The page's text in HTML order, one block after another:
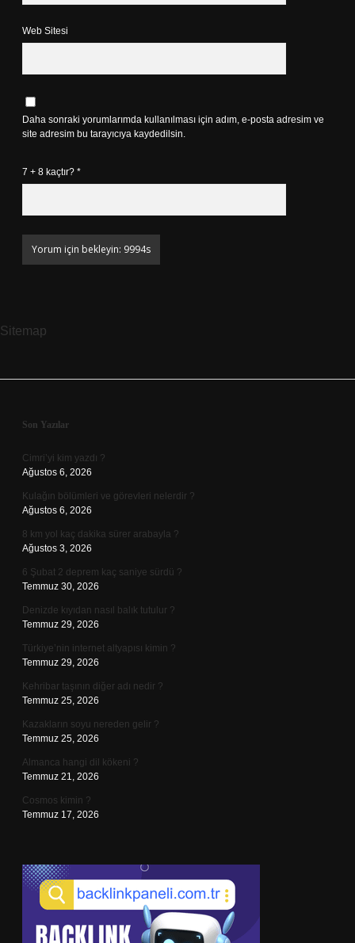
Web Sitesi
Daha sonraki yorumlarımda kullanılması için adım, e-posta adresim ve
site adresim bu tarayıcıya kaydedilsin.
7 + 8 kaçtır? *
Sitemap
Sidebar
Son Yazılar
Cimri’yi kim yazdı ?
Ağustos 6, 2026
Kulağın bölümleri ve görevleri nelerdir ?
Ağustos 6, 2026
8 km yol kaç dakika sürer arabayla ?
Ağustos 3, 2026
6 Şubat 2 deprem kaç saniye sürdü ?
Temmuz 30, 2026
Denizde kıyıdan nasıl balık tutulur ?
Temmuz 29, 2026
Türkiye’nin internet altyapısı kimin ?
Temmuz 29, 2026
Kehribar taşının diğer adı nedir ?
Temmuz 25, 2026
Kazakların soyu nereden gelir ?
Temmuz 25, 2026
Almanca hangi dil kökeni ?
Temmuz 21, 2026
Cosmos kimin ?
Temmuz 17, 2026